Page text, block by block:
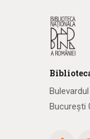
București